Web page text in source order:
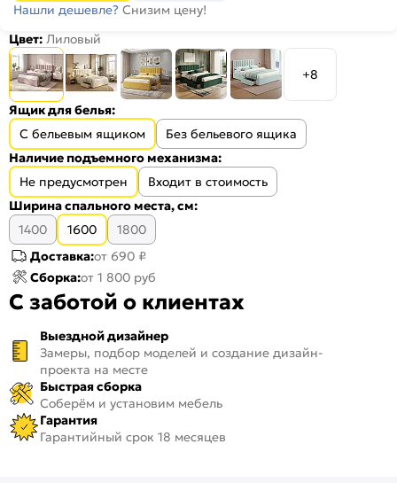
Нашли дешевле? Снизим цену!
Цвет: Лиловый
+8
Ящик для белья:
С бельевым ящиком
Без бельевого ящика
Наличие подъемного механизма:
Не предусмотрен
Входит в стоимость
Ширина спального места, см:
1400
1600
1800
Доставка:от 690 ₽
Сборка:от 1 800 руб
С заботой о клиентах
Выездной дизайнер
Замеры, подбор моделей и создание дизайн-
проекта на месте
Быстрая сборка
Соберём и установим мебель
Гарантия
Гарантийный срок 18 месяцев